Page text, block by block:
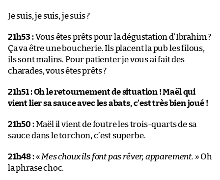
Je suis, je suis, je suis ?
21h53 :Vous êtes prêts pour la dégustation d’Ibrahim ?
Ça va être une boucherie. Ils placent la pub les filous,
ils sont malins. Pour patienter je vous ai fait des
charades, vous êtes prêts ?
21h51 :Oh le retournement de situation ! Maël qui
vient lier sa sauce avec les abats, c’est très bien joué !
21h50 :Maël il vient de foutre les trois-quarts de sa
sauce dans le torchon, c’est superbe.
21h48 : « Mes choux ils font pas rêver, apparement. » Oh
la phrase choc.